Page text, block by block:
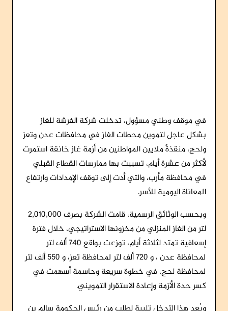
في موقف وطني مسؤول، تدخلت شركة الفرشة للغاز
بشكل عاجل لتموين محطات الغاز في محافظات عدن وتعز
ولحج، منقذةً ملايين المواطنين من أزمة غاز خانقة استمرت
لأكثر من عشرة أيام، تسببت بها ممارسات القطاع القبلي
في محافظة مأرب، والتي أدت إلى توقف الإمدادات وارتفاع
المعاناة اليومية للأسر.
وبحسب الوثائق الرسمية، قامت الشركة بصرف 2,010,000
لتر من الغاز المنزلي من مخزونها الاستراتيجي، خلال فترة
إسعافية تمتد لثلاثة أيام، توزعت بواقع 740 ألف لتر
لمحافظة عدن ، و 720 ألف لتر لمحافظة تعز، و 550 ألف لتر
لمحافظة لحج، في خطوة سريعة وحاسمة أسهمت في
كسر حدة الأزمة وإعادة الاستقرار التمويني.